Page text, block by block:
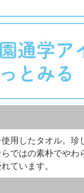
用したタオル。
ではの素朴でやわ
ています。